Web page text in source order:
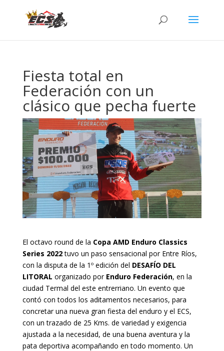
Fiesta total en
Federación con un
clásico que pecha fuerte
El octavo round de la Copa AMD Enduro Classics
Series 2022tuvo un paso sensacional por Entre Ríos,
con la disputa de la 1º edición del DESAFÍO DEL
LITORAL organizado por Enduro Federación, en la
ciudad Termal del este entrerriano. Un evento que
contó con todos los aditamentos necesarios, para
concretar una nueva gran fiesta del enduro y el ECS,
con un trazado de 25 Kms. de variedad y exigencia
ajustada a la necesidad, de una buena aventura y la
pata deportiva acompañando en todo momento. Un